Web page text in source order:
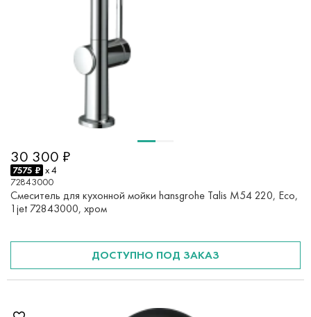
30 300 ₽
7575 ₽ x 4
72843000
Смеситель для кухонной мойки hansgrohe Talis M54 220, Eco,
1jet 72843000, хром
ДОСТУПНО ПОД ЗАКАЗ